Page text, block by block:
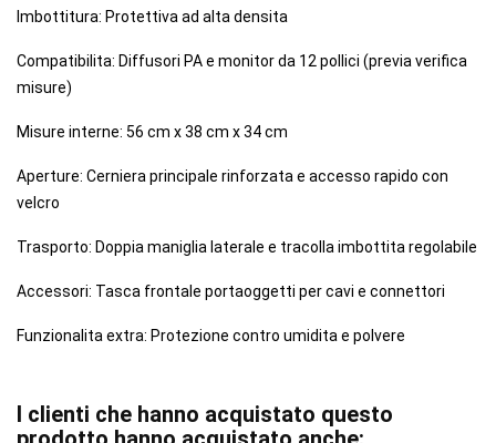
Imbottitura: Protettiva ad alta densita
Compatibilita: Diffusori PA e monitor da 12 pollici (previa verifica
misure)
Misure interne: 56 cm x 38 cm x 34 cm
Aperture: Cerniera principale rinforzata e accesso rapido con
velcro
Trasporto: Doppia maniglia laterale e tracolla imbottita regolabile
Accessori: Tasca frontale portaoggetti per cavi e connettori
Funzionalita extra: Protezione contro umidita e polvere
I clienti che hanno acquistato questo